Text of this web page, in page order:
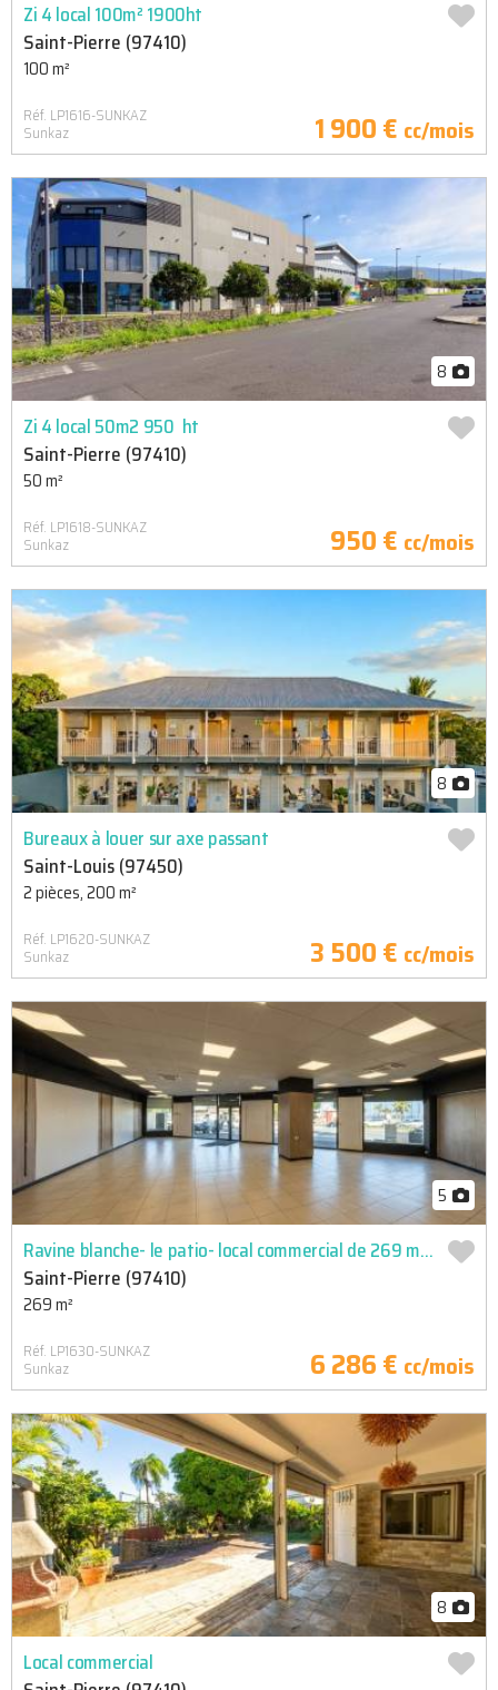
Zi 4 local 100m² 1900ht
Saint-Pierre (97410)
100 m²
Réf. LP1616-SUNKAZ
Sunkaz 1 900 € cc/mois
8
Zi 4 local 50m2 950  ht
Saint-Pierre (97410)
50 m²
Réf. LP1618-SUNKAZ
Sunkaz 950 € cc/mois
8
Bureaux à louer sur axe passant
Saint-Louis (97450)
2 pièces, 200 m²
Réf. LP1620-SUNKAZ
Sunkaz 3 500 € cc/mois
5
Ravine blanche- le patio- local commercial de 269 m2 ou 185 m²
Saint-Pierre (97410)
269 m²
Réf. LP1630-SUNKAZ
Sunkaz 6 286 € cc/mois
8
Local commercial